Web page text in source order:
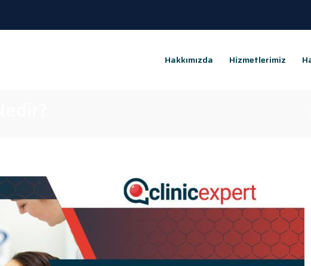
Hakkımızda Hizmetlerimiz